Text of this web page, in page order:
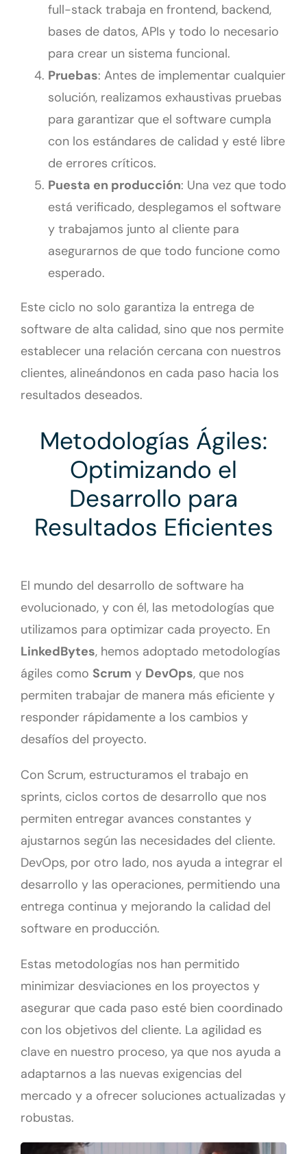
full-stack trabaja en frontend, backend,
bases de datos, APIs y todo lo necesario
para crear un sistema funcional.
Pruebas: Antes de implementar cualquier
solución, realizamos exhaustivas pruebas
para garantizar que el software cumpla
con los estándares de calidad y esté libre
de errores críticos.
Puesta en producción: Una vez que todo
está verificado, desplegamos el software
y trabajamos junto al cliente para
asegurarnos de que todo funcione como
esperado.
Este ciclo no solo garantiza la entrega de
software de alta calidad, sino que nos permite
establecer una relación cercana con nuestros
clientes, alineándonos en cada paso hacia los
resultados deseados.
Metodologías Ágiles:
Optimizando el
Desarrollo para
Resultados Eficientes
El mundo del desarrollo de software ha
evolucionado, y con él, las metodologías que
utilizamos para optimizar cada proyecto. En
LinkedBytes, hemos adoptado metodologías
ágiles como Scrum y DevOps, que nos
permiten trabajar de manera más eficiente y
responder rápidamente a los cambios y
desafíos del proyecto.
Con Scrum, estructuramos el trabajo en
sprints, ciclos cortos de desarrollo que nos
permiten entregar avances constantes y
ajustarnos según las necesidades del cliente.
DevOps, por otro lado, nos ayuda a integrar el
desarrollo y las operaciones, permitiendo una
entrega continua y mejorando la calidad del
software en producción.
Estas metodologías nos han permitido
minimizar desviaciones en los proyectos y
asegurar que cada paso esté bien coordinado
con los objetivos del cliente. La agilidad es
clave en nuestro proceso, ya que nos ayuda a
adaptarnos a las nuevas exigencias del
mercado y a ofrecer soluciones actualizadas y
robustas.